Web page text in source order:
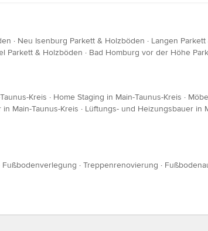
· Neu Isenburg Parkett & Holzböden · Langen
Parkett & Holzböden · Bad Homburg vor der Höhe
Kreis · Home Staging in Main-Taunus-Kreis ·
in Main-Taunus-Kreis · Lüftungs- und Heizungsbauer in
Fußbodenverlegung · Treppenrenovierung ·